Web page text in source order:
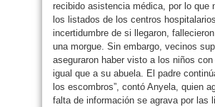
recibido asistencia médica, por lo que
los listados de los centros
incertidumbre de si llegaron,
una morgue. Sin embargo, vecinos
aseguraron haber visto a los niños con
igual que a su abuela. El padre
los escombros”, contó Anyela, quien
falta de información se agrava por las